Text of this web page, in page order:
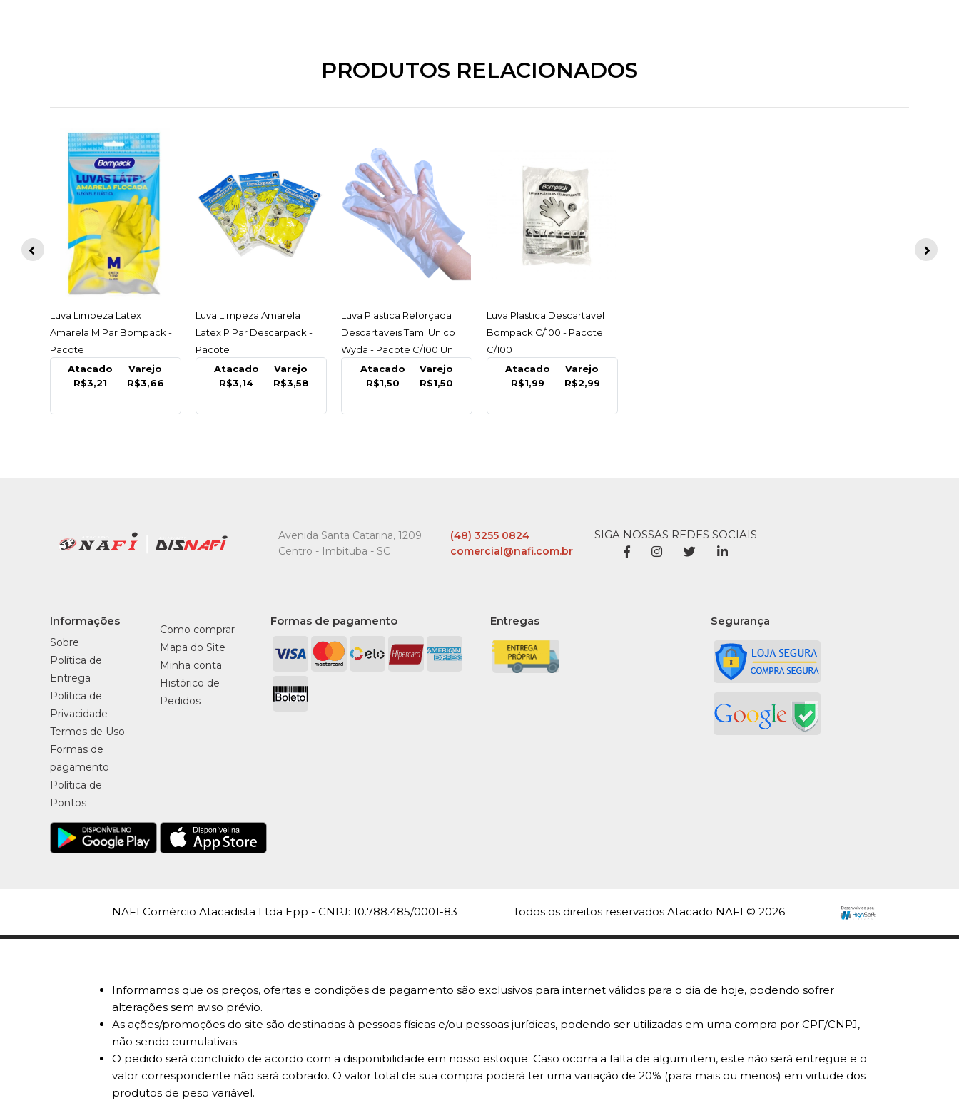
PRODUTOS RELACIONADOS
ACESSAR
Luva Limpeza Latex
Amarela M Par Bompack -
Pacote
Atacado
R$3,21
Varejo
R$3,66
ACESSAR
Luva Limpeza Amarela
Latex P Par Descarpack -
Pacote
Atacado
R$3,14
Varejo
R$3,58
ACESSAR
Luva Plastica Reforçada
Descartaveis Tam. Unico
Wyda - Pacote C/100 Un
Atacado
R$1,50
Varejo
R$1,50
ACESSAR
Luva Plastica Descartavel
Bompack C/100 - Pacote
C/100
Atacado
R$1,99
Varejo
R$2,99
Avenida Santa Catarina, 1209
Centro - Imbituba - SC
(48) 3255 0824
comercial@nafi.com.br
SIGA NOSSAS REDES SOCIAIS
Informações
Sobre
Política de
Entrega
Política de
Privacidade
Termos de Uso
Formas de
pagamento
Política de
Pontos
Como comprar
Mapa do Site
Minha conta
Histórico de
Pedidos
Formas de pagamento Entregas Segurança
NAFI Comércio Atacadista Ltda Epp - CNPJ: 10.788.485/0001-83 Todos os direitos reservados Atacado NAFI © 2026
Informamos que os preços, ofertas e condições de pagamento são exclusivos para internet válidos para o dia de hoje, podendo sofrer
alterações sem aviso prévio.
As ações/promoções do site são destinadas à pessoas físicas e/ou pessoas jurídicas, podendo ser utilizadas em uma compra por CPF/CNPJ,
não sendo cumulativas.
O pedido será concluído de acordo com a disponibilidade em nosso estoque. Caso ocorra a falta de algum item, este não será entregue e o
valor correspondente não será cobrado. O valor total de sua compra poderá ter uma variação de 20% (para mais ou menos) em virtude dos
produtos de peso variável.